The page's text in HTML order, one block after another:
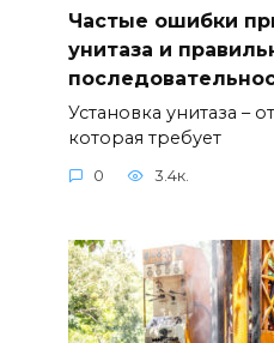
Частые ошибки
унитаза и
Установка унитаза –
которая требует
0 3.4к.